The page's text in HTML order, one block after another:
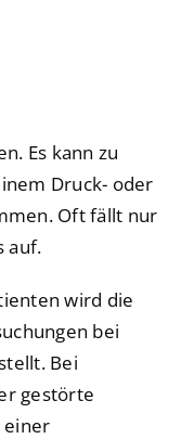
Es kann zu
Druck- oder
Oft fällt nur
auf.
wird die
bei
Bei
gestörte
einer